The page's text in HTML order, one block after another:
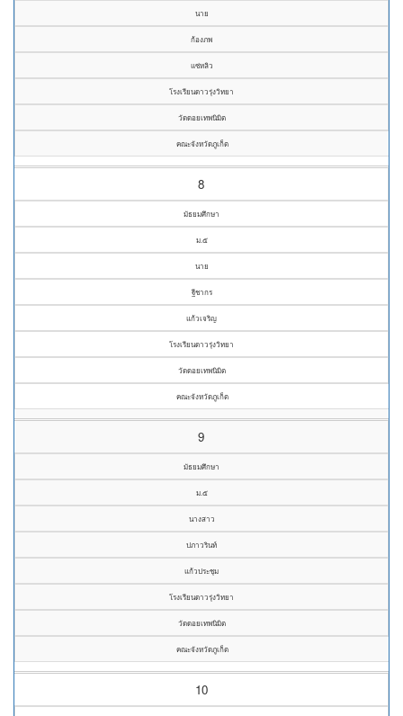
นาย
ก้องภพ
แซ่หลิว
โรงเรียนดาวรุ่งวิทยา
วัดดอยเทพนิมิต
คณะจังหวัดภูเก็ต
8
มัธยมศึกษา
ม.๕
นาย
ฐีชากร
แก้วเจริญ
โรงเรียนดาวรุ่งวิทยา
วัดดอยเทพนิมิต
คณะจังหวัดภูเก็ต
9
มัธยมศึกษา
ม.๕
นางสาว
ปภาวรินท์
แก้วประชุม
โรงเรียนดาวรุ่งวิทยา
วัดดอยเทพนิมิต
คณะจังหวัดภูเก็ต
10